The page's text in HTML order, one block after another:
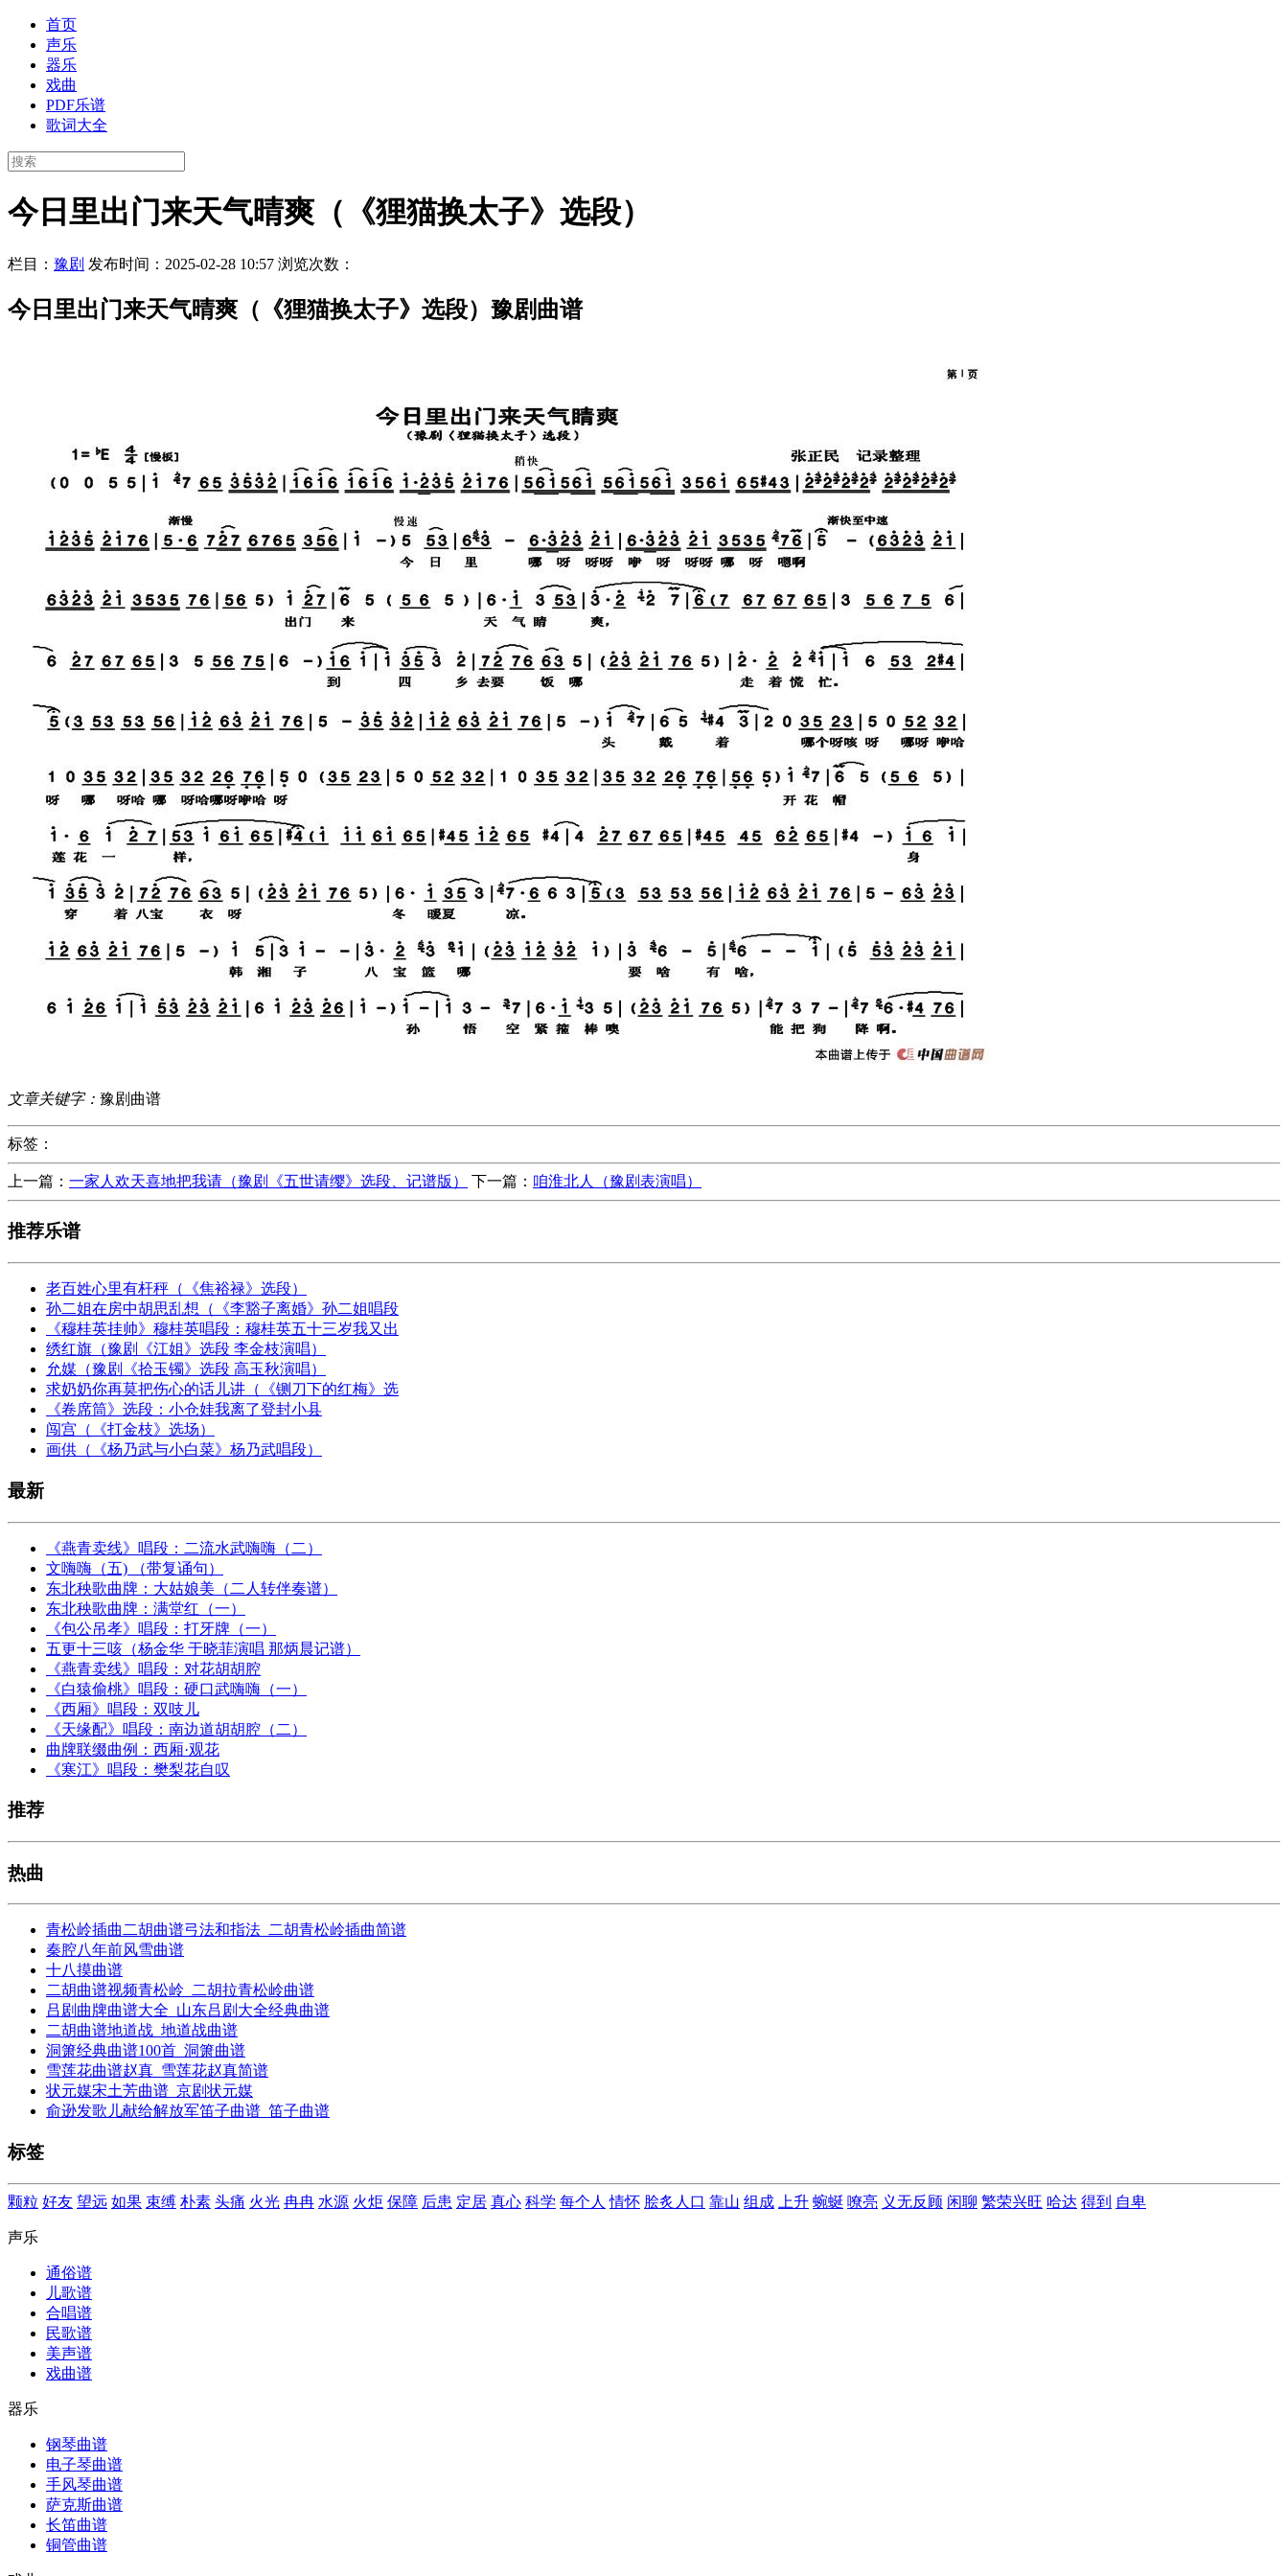
首页
声乐
器乐
戏曲
PDF乐谱
歌词大全
今日里出门来天气晴爽（《狸猫换太子》选段）
栏目： 豫剧 发布时间：2025-02-28 10:57 浏览次数：
今日里出门来天气晴爽（《狸猫换太子》选段）豫剧曲谱
文章关键字： 豫剧曲谱
标签：
上一篇： 一家人欢天喜地把我请（豫剧《五世请缨》选段、记谱版） 下一篇： 咱淮北人（豫剧表演唱）
推荐乐谱
老百姓心里有杆秤（《焦裕禄》选段）
孙二姐在房中胡思乱想（《李豁子离婚》孙二姐唱段
《穆桂英挂帅》穆桂英唱段：穆桂英五十三岁我又出
绣红旗（豫剧《江姐》选段 李金枝演唱）
允媒（豫剧《拾玉镯》选段 高玉秋演唱）
求奶奶你再莫把伤心的话儿讲（《铡刀下的红梅》选
《卷席筒》选段：小仓娃我离了登封小县
闯宫（《打金枝》选场）
画供（《杨乃武与小白菜》杨乃武唱段）
最新
《燕青卖线》唱段：二流水武嗨嗨（二）
文嗨嗨（五) （带复诵句）
东北秧歌曲牌：大姑娘美（二人转伴奏谱）
东北秧歌曲牌：满堂红（一）
《包公吊孝》唱段：打牙牌（一）
五更十三咳（杨金华 于晓菲演唱 那炳晨记谱）
《燕青卖线》唱段：对花胡胡腔
《白猿偷桃》唱段：硬口武嗨嗨（一）
《西厢》唱段：双吱儿
《天缘配》唱段：南边道胡胡腔（二）
曲牌联缀曲例：西厢·观花
《寒江》唱段：樊梨花自叹
推荐
热曲
青松岭插曲二胡曲谱弓法和指法_二胡青松岭插曲简谱
秦腔八年前风雪曲谱
十八摸曲谱
二胡曲谱视频青松岭_二胡拉青松岭曲谱
吕剧曲牌曲谱大全_山东吕剧大全经典曲谱
二胡曲谱地道战_地道战曲谱
洞箫经典曲谱100首_洞箫曲谱
雪莲花曲谱赵真_雪莲花赵真简谱
状元媒宋土芳曲谱_京剧状元媒
俞逊发歌儿献给解放军笛子曲谱_笛子曲谱
标签
颗粒 好友 望远 如果 束缚 朴素 头痛 火光 冉冉 水源 火炬 保障 后患 定居 真心 科学 每个人 情怀 脍炙人口 靠山 组成 上升 蜿蜒 嘹亮 义无反顾 闲聊 繁荣兴旺 哈达 得到 自卑
声乐
通俗谱
儿歌谱
合唱谱
民歌谱
美声谱
戏曲谱
器乐
钢琴曲谱
电子琴曲谱
手风琴曲谱
萨克斯曲谱
长笛曲谱
铜管曲谱